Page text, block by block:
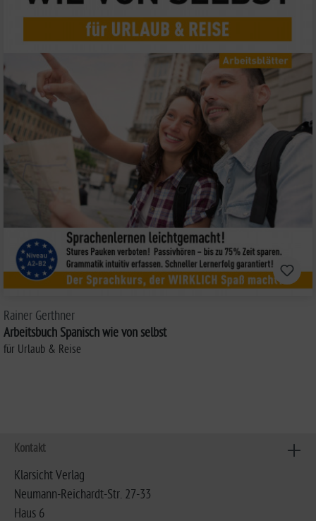
Rainer Gerthner
Arbeitsbuch Spanisch wie von selbst
für Urlaub & Reise
Kontakt
Klarsicht Verlag
Neumann-Reichardt-Str. 27-33
Haus 6